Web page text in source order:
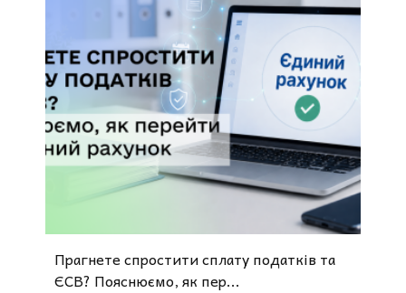
Прагнете спростити сплату податків та
ЄСВ? Пояснюємо, як пер...